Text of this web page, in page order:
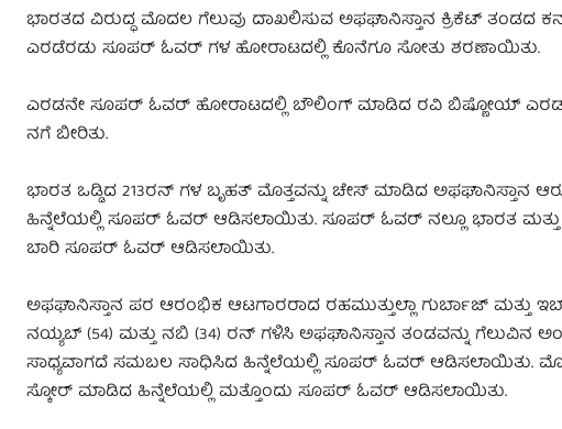
ಭಾರತದ ವಿರುದ್ಧ ಮೊದಲ ಗೆಲುವು ದಾಖಲಿಸುವ ಅಫಘಾನಿಸ್ತಾನ ಕ್ರಿಕೆಟ್ ತಂಡದ
ಎರಡೆರಡು ಸೂಪರ್ ಓವರ್ ಗಳ ಹೋರಾಟದಲ್ಲಿ ಕೊನೆಗೂ ಸೋತು ಶರಣಾಯಿತು.
ಎರಡನೇ ಸೂಪರ್ ಓವರ್ ಹೋರಾಟದಲ್ಲಿ ಬೌಲಿಂಗ್ ಮಾಡಿದ ರವಿ ಬಿಷ್ಣೋಯ್ ಎರಡು
ನಗೆ ಬೀರಿತು.
ಭಾರತ ಒಡ್ಡಿದ 213ರನ್ ಗಳ ಬೃಹತ್ ಮೊತ್ತವನ್ನು ಚೇಸ್ ಮಾಡಿದ ಅಫಘಾನಿಸ್ತಾನ
ಹಿನ್ನೆಲೆಯಲ್ಲಿ ಸೂಪರ್ ಓವರ್ ಆಡಿಸಲಾಯಿತು. ಸೂಪರ್ ಓವರ್ ನಲ್ಲೂ ಭಾರತ ಮತ್ತು
ಬಾರಿ ಸೂಪರ್ ಓವರ್ ಆಡಿಸಲಾಯಿತು.
ಅಫಘಾನಿಸ್ತಾನ ಪರ ಆರಂಭಿಕ ಆಟಗಾರರಾದ ರಹಮುತ್ತುಲ್ಲಾ ಗುರ್ಬಾಜ್ ಮತ್ತು
ನಯ್ಯಬ್ (54) ಮತ್ತು ನಬಿ (34) ರನ್ ಗಳಿಸಿ ಅಫಘಾನಿಸ್ತಾನ ತಂಡವನ್ನು ಗೆಲುವಿನ
ಸಾಧ್ಯವಾಗದೆ ಸಮಬಲ‌ ಸಾಧಿಸಿದ ಹಿನ್ನೆಲೆಯಲ್ಲಿ ಸೂಪರ್ ಓವರ್
ಸ್ಕೋರ್ ಮಾಡಿದ ಹಿನ್ನೆಲೆಯಲ್ಲಿ ಮತ್ತೊಂದು ಸೂಪರ್ ಓವರ್ ಆಡಿಸಲಾಯಿತು.